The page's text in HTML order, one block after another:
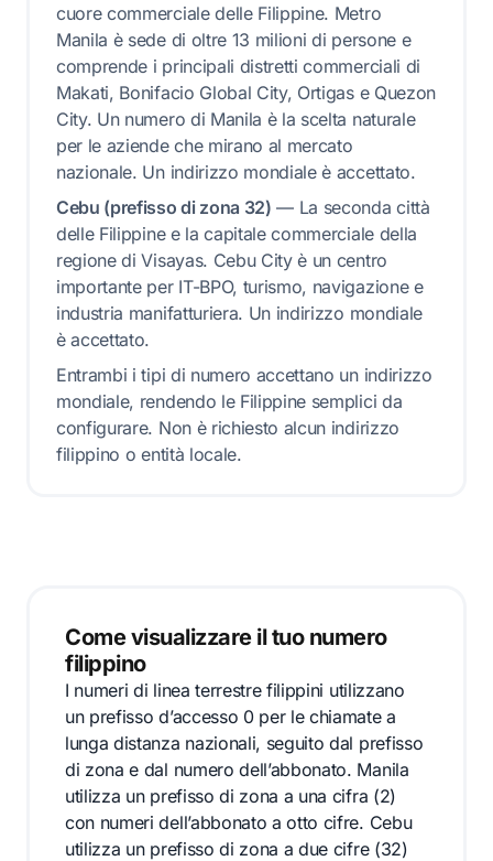
cuore commerciale delle Filippine. Metro
Manila è sede di oltre 13 milioni di persone e
comprende i principali distretti commerciali di
Makati, Bonifacio Global City, Ortigas e Quezon
City. Un numero di Manila è la scelta naturale
per le aziende che mirano al mercato
nazionale. Un indirizzo mondiale è accettato.
Cebu (prefisso di zona 32) — La seconda città
delle Filippine e la capitale commerciale della
regione di Visayas. Cebu City è un centro
importante per IT-BPO, turismo, navigazione e
industria manifatturiera. Un indirizzo mondiale
è accettato.
Entrambi i tipi di numero accettano un indirizzo
mondiale, rendendo le Filippine semplici da
configurare. Non è richiesto alcun indirizzo
filippino o entità locale.
Come visualizzare il tuo numero
filippino
I numeri di linea terrestre filippini utilizzano
un prefisso d’accesso 0 per le chiamate a
lunga distanza nazionali, seguito dal prefisso
di zona e dal numero dell’abbonato. Manila
utilizza un prefisso di zona a una cifra (2)
con numeri dell’abbonato a otto cifre. Cebu
utilizza un prefisso di zona a due cifre (32)